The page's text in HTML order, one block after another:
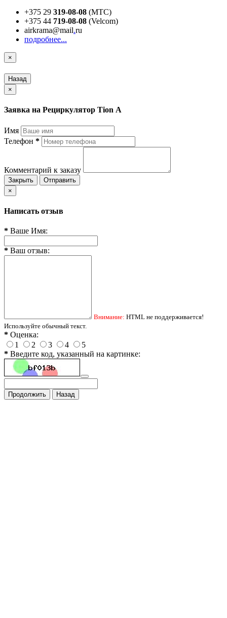
+375 29 319-08-08 (МТС)
+375 44 719-08-08 (Velcom)
airkrama@mail.ru
подробнее...
×
Назад
×
Заявка на Рециркулятор Tion А
Имя
Телефон *
Комментарий к заказу
Закрыть
Отправить
×
Написать отзыв
* Ваше Имя:
* Ваш отзыв:
Внимание: HTML не поддерживается!
Используйте обычный текст.
* Оценка:
1
2 3 4
5
* Введите код, указанный на картинке:
Продолжить Назад